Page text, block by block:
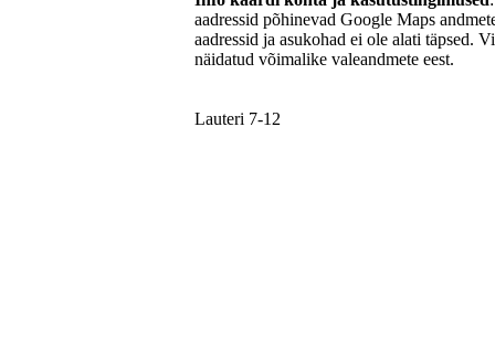
aadressid põhinevad Google Maps
aadressid ja asukohad ei ole alati täpsed.
näidatud võimalike valeandmete eest.
Lauteri 7-12